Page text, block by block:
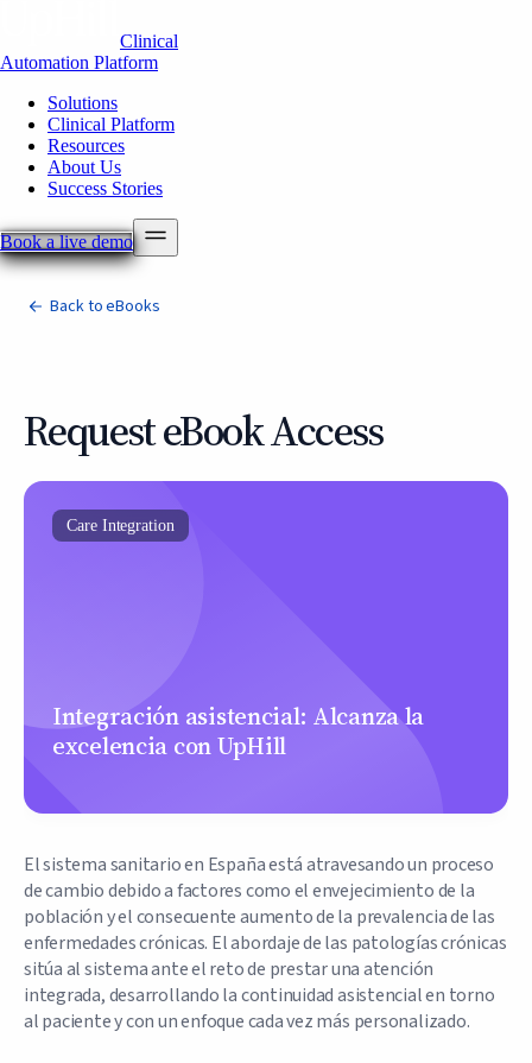
Clinical
Automation Platform
Solutions
Clinical Platform
Resources
About Us
Success Stories
Book a live demo
Back to eBooks
Request eBook Access
Care Integration
Integración asistencial: Alcanza la
excelencia con UpHill
El sistema sanitario en España está atravesando un proceso
de cambio debido a factores como el envejecimiento de la
población y el consecuente aumento de la prevalencia de las
enfermedades crónicas. El abordaje de las patologías crónicas
sitúa al sistema ante el reto de prestar una atención
integrada, desarrollando la continuidad asistencial en torno
al paciente y con un enfoque cada vez más personalizado.